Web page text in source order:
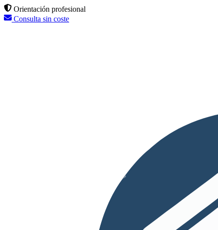
Orientación profesional
Consulta sin coste